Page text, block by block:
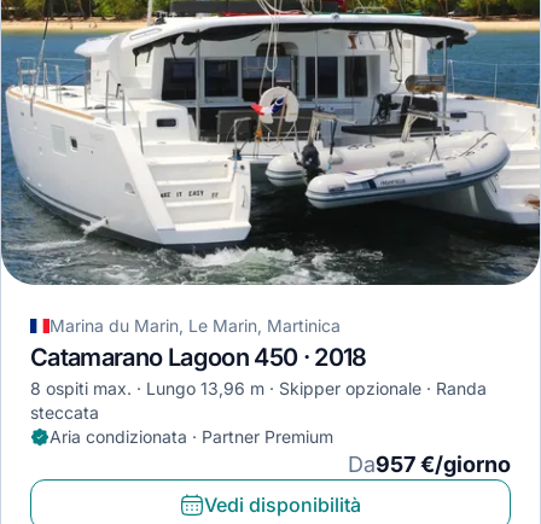
Marina du Marin, Le Marin, Martinica
Catamarano Lagoon 450 · 2018
8 ospiti max. Lungo 13,96 m Skipper opzionale
Randa
steccata
Aria condizionata · Partner Premium
Da957 €/giorno
Vedi disponibilità